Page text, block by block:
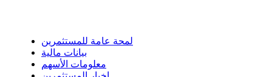
لمحة عامة للمستثمرين
بيانات مالية
معلومات الأسهم